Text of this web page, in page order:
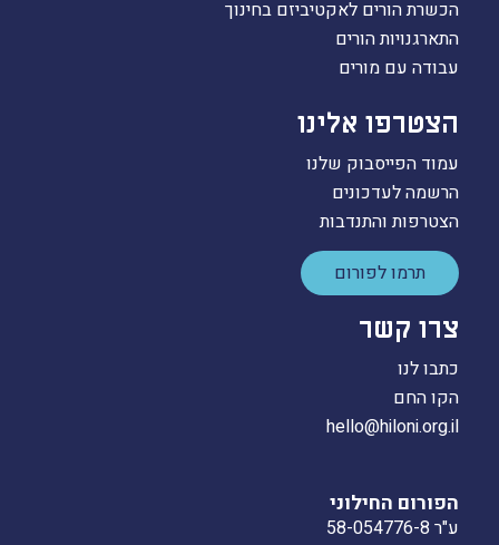
הכשרת הורים לאקטיביזם בחינוך
התארגנויות הורים
עבודה עם מורים
הצטרפו אלינו
עמוד הפייסבוק שלנו
הרשמה לעדכונים
הצטרפות והתנדבות
תרמו לפורום
צרו קשר
כתבו לנו
הקו החם
hello@hiloni.org.il
הפורום החילוני
ע"ר 58-054776-8